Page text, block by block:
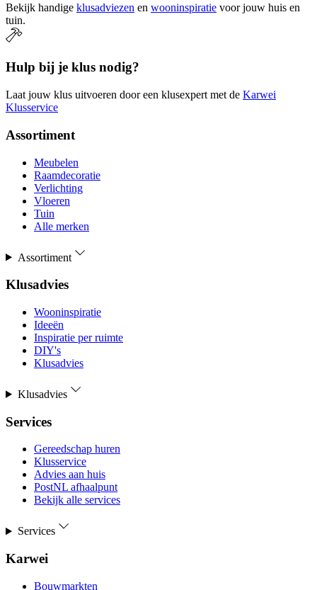
Bekijk handige klusadviezen en wooninspiratie voor jouw huis en
tuin.
Hulp bij je klus nodig?
Laat jouw klus uitvoeren door een klusexpert met de Karwei
Klusservice
Assortiment
Meubelen
Raamdecoratie
Verlichting
Vloeren
Tuin
Alle merken
Assortiment
Klusadvies
Wooninspiratie
Ideeën
Inspiratie per ruimte
DIY's
Klusadvies
Klusadvies
Services
Gereedschap huren
Klusservice
Advies aan huis
PostNL afhaalpunt
Bekijk alle services
Services
Karwei
Bouwmarkten